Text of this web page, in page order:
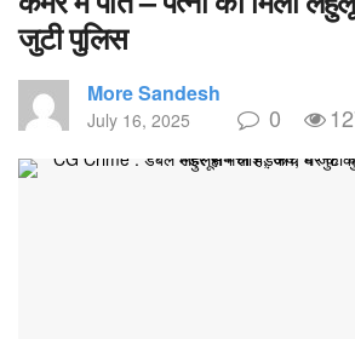
जुटी पुलिस
More Sandesh
July 16, 2025 0